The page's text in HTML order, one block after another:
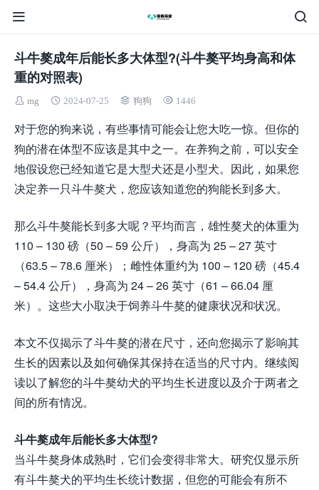
斗牛獒成年后能长多大体型?(斗牛獒平均身高和体
重的对照表)
mg 2024-07-25 狗狗 1446
对于您的狗来说，有些事情可能会让您大吃一惊。但你的
狗的潜在体型不应该是其中之一。在养狗之前，可以安全
地假设您已经知道它是大型犬还是小型犬。因此，如果您
决定养一只斗牛獒犬，您应该知道您的狗能长到多大。
那么斗牛獒能长到多大呢？平均而言，雄性獒犬的体重为
110 – 130 磅（50 – 59 公斤），身高为 25 – 27 英寸
（63.5 – 78.6 厘米）；雌性体重约为 100 – 120 磅（45.4
– 54.4 公斤），身高为 24 – 26 英寸（61 – 66.04 厘
米）。这些大小取决于饲养斗牛獒的健康状况和状况。
本文不仅揭示了斗牛獒的潜在尺寸，还向您揭示了影响其
生长的因素以及如何确保其保持在适当的尺寸内。继续阅
读以了解您的斗牛獒幼犬的平均生长进度以及介于两者之
间的所有情况。
斗牛獒成年后能长多大体型?
当斗牛獒身体成熟时，它们会变得非常大。研究仅显示所
有斗牛獒犬的平均生长统计数据，但您的可能会有所不